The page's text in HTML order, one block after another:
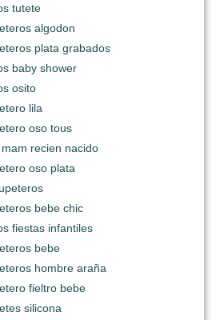
tutete
algodon
plata grabados
baby shower
osito
lila
oso tous
recien nacido
oso plata
bebe chic
fiestas infantiles
bebe
hombre araña
fieltro bebe
silicona